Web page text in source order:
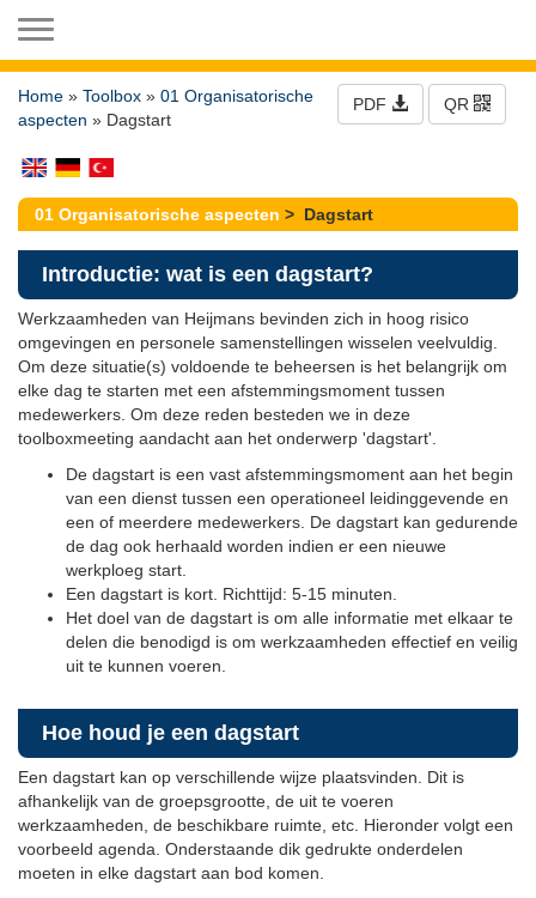
PDF QR
Home » Toolbox » 01 Organisatorische
aspecten » Dagstart
01 Organisatorische aspecten > Dagstart
Introductie: wat is een dagstart?
Werkzaamheden van Heijmans bevinden zich in hoog risico
omgevingen en personele samenstellingen wisselen veelvuldig.
Om deze situatie(s) voldoende te beheersen is het belangrijk om
elke dag te starten met een afstemmingsmoment tussen
medewerkers. Om deze reden besteden we in deze
toolboxmeeting aandacht aan het onderwerp 'dagstart'.
De dagstart is een vast afstemmingsmoment aan het begin
van een dienst tussen een operationeel leidinggevende en
een of meerdere medewerkers. De dagstart kan gedurende
de dag ook herhaald worden indien er een nieuwe
werkploeg start.
Een dagstart is kort. Richttijd: 5-15 minuten.
Het doel van de dagstart is om alle informatie met elkaar te
delen die benodigd is om werkzaamheden effectief en veilig
uit te kunnen voeren.
Hoe houd je een dagstart
Een dagstart kan op verschillende wijze plaatsvinden. Dit is
afhankelijk van de groepsgrootte, de uit te voeren
werkzaamheden, de beschikbare ruimte, etc. Hieronder volgt een
voorbeeld agenda. Onderstaande dik gedrukte onderdelen
moeten in elke dagstart aan bod komen.